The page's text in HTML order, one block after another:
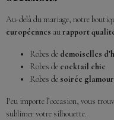
Au-delà du mariage, notre
européennes aurapport
Robes de demoiselles
Robes de cocktail chic
Robes de soirée glamour
Peu importe l’occasion, vous
sublimer votre silhouette.